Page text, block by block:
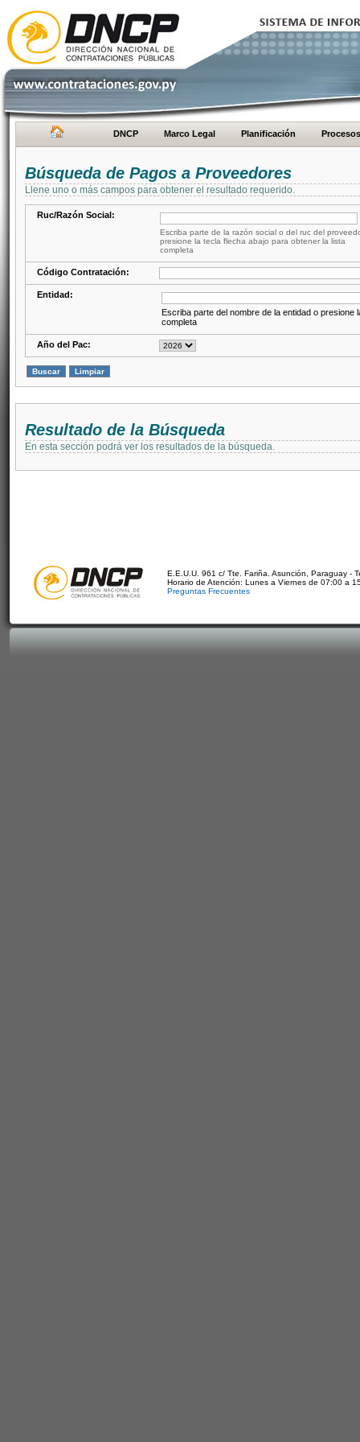
DNCP Marco Legal Planificación Procesos
Búsqueda de Pagos a Proveedores
Llene uno o más campos para obtener el resultado requerido.
Ruc/Razón Social:
Escriba parte de la razón social o del ruc del
presione la tecla flecha abajo para obtener la lista
completa
Código Contratación:
Entidad:
Escriba parte del nombre de la entidad o presione
completa
Año del Pac:
Resultado de la Búsqueda
En esta sección podrá ver los resultados de la búsqueda.
E.E.U.U. 961 c/ Tte. Fariña. Asunción, Paraguay -
Horario de Atención: Lunes a Viernes de 07:00 a
Preguntas Frecuentes